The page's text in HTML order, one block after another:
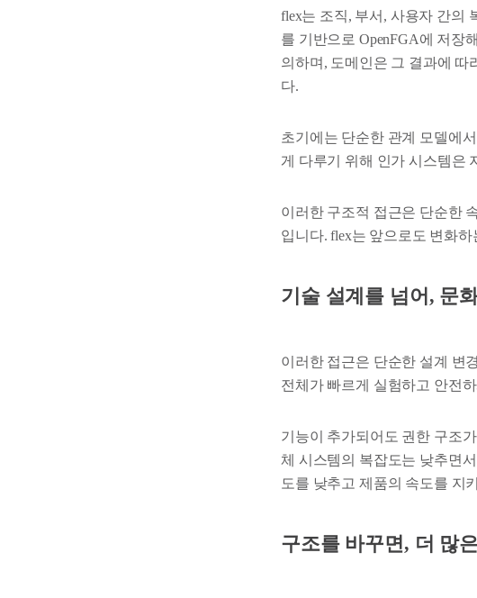
flex는 조직, 부서, 사용자 간의
를 기반으로 OpenFGA에 저장
의하며, 도메인은 그 결과에 따
다.
초기에는 단순한 관계 모델에
게 다루기 위해 인가 시스템은
이러한 구조적 접근은 단순한
입니다. flex는 앞으로도 변화
기술 설계를 넘어, 문
이러한 접근은 단순한 설계 변
전체가 빠르게 실험하고 안전
기능이 추가되어도 권한 구조
체 시스템의 복잡도는 낮추면
도를 낮추고 제품의 속도를 지
구조를 바꾸면, 더 많